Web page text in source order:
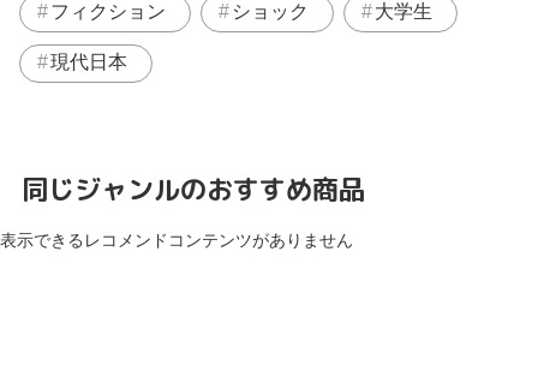
フィクション ショック 大学生
現代日本
同じジャンルのおすすめ商品
表示できるレコメンドコンテンツがありません